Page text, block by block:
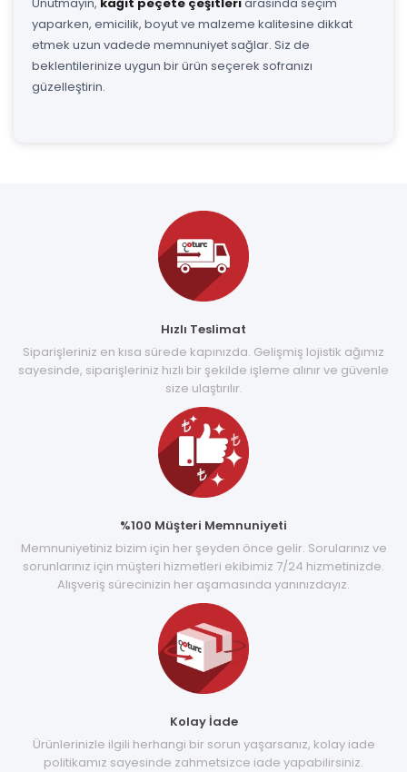
yaparken, emicilik, boyut ve malzeme kalitesine dikkat
etmek uzun vadede memnuniyet sağlar. Siz de
beklentilerinize uygun bir ürün seçerek sofranızı
güzelleştirin.
Hızlı Teslimat
Siparişleriniz en kısa sürede kapınızda. Gelişmiş lojistik ağımız
sayesinde, siparişleriniz hızlı bir şekilde işleme alınır ve güvenle
size ulaştırılır.
%100 Müşteri Memnuniyeti
Memnuniyetiniz bizim için her şeyden önce gelir. Sorularınız ve
sorunlarınız için müşteri hizmetleri ekibimiz 7/24 hizmetinizde.
Alışveriş sürecinizin her aşamasında yanınızdayız.
Kolay İade
Ürünlerinizle ilgili herhangi bir sorun yaşarsanız, kolay iade
politikamız sayesinde zahmetsizce iade yapabilirsiniz.